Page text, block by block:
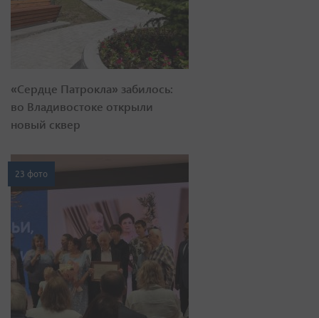
«Сердце Патрокла» забилось:
во Владивостоке открыли
новый сквер
23 фото